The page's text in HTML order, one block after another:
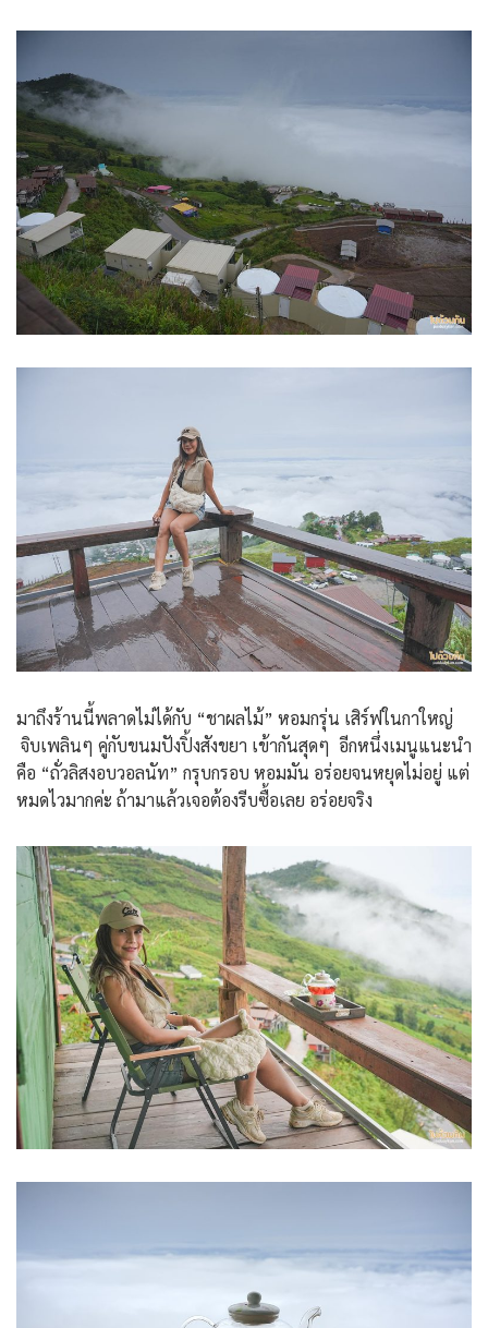
มาถึงร้านนี้พลาดไม่ได้กับ “ชาผลไม้” หอมกรุ่น เสิร์ฟในกาใหญ่
จิบเพลินๆ คู่กับขนมปังปิ้งสังขยา เข้ากันสุดๆ อีกหนึ่งเมนูแนะนำ
คือ “ถั่วลิสงอบวอลนัท” กรุบกรอบ หอมมัน อร่อยจนหยุดไม่อยู่ แต่
หมดไวมากค่ะ ถ้ามาแล้วเจอต้องรีบซื้อเลย อร่อยจริง